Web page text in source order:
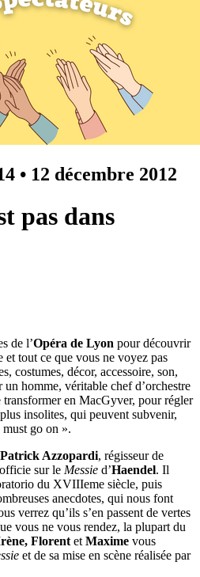
• 12 décembre 2012
pas dans
de l’Opéra de Lyon pour découvrir
et tout ce que vous ne voyez pas
costumes, décor, accessoire, son,
homme, véritable chef d’orchestre
en MacGyver, pour régler
insolites, qui peuvent subvenir,
go on ».
Patrick Azzopardi, régisseur de
sur le Messie d’Haendel. Il
du XVIIIeme siècle, puis
anecdotes, qui nous font
verrez qu’ils s’en passent de vertes
vous ne vous rendez, la plupart du
Florent et Maxime vous
et de sa mise en scène réalisée par